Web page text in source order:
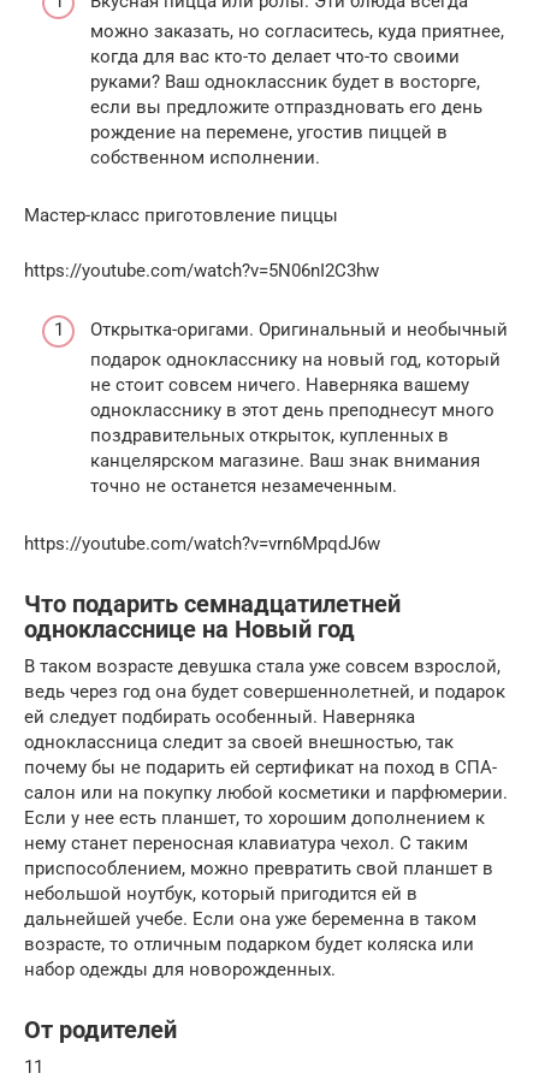
можно заказать, но согласитесь, куда приятнее,
когда для вас кто-то делает что-то своими
руками? Ваш одноклассник будет в восторге,
если вы предложите отпраздновать его день
рождение на перемене, угостив пиццей в
собственном исполнении.
Мастер-класс приготовление пиццы
https://youtube.com/watch?v=5N06nI2C3hw
Открытка-оригами. Оригинальный и необычный
подарок однокласснику на новый год, который
не стоит совсем ничего. Наверняка вашему
однокласснику в этот день преподнесут много
поздравительных открыток, купленных в
канцелярском магазине. Ваш знак внимания
точно не останется незамеченным.
https://youtube.com/watch?v=vrn6MpqdJ6w
Что подарить семнадцатилетней
однокласснице на Новый год
В таком возрасте девушка стала уже совсем взрослой,
ведь через год она будет совершеннолетней, и подарок
ей следует подбирать особенный. Наверняка
одноклассница следит за своей внешностью, так
почему бы не подарить ей сертификат на поход в СПА-
салон или на покупку любой косметики и парфюмерии.
Если у нее есть планшет, то хорошим дополнением к
нему станет переносная клавиатура чехол. С таким
приспособлением, можно превратить свой планшет в
небольшой ноутбук, который пригодится ей в
дальнейшей учебе. Если она уже беременна в таком
возрасте, то отличным подарком будет коляска или
набор одежды для новорожденных.
От родителей
11